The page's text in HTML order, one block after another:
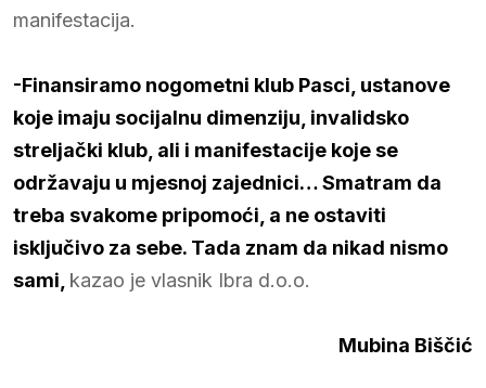
manifestacija.
-Finansiramo nogometni klub Pasci, ustanove
koje imaju socijalnu dimenziju, invalidsko
streljački klub, ali i manifestacije koje se
održavaju u mjesnoj zajednici… Smatram da
treba svakome pripomoći, a ne ostaviti
isključivo za sebe. Tada znam da nikad nismo
sami, kazao je vlasnik Ibra d.o.o.
Mubina Biščić